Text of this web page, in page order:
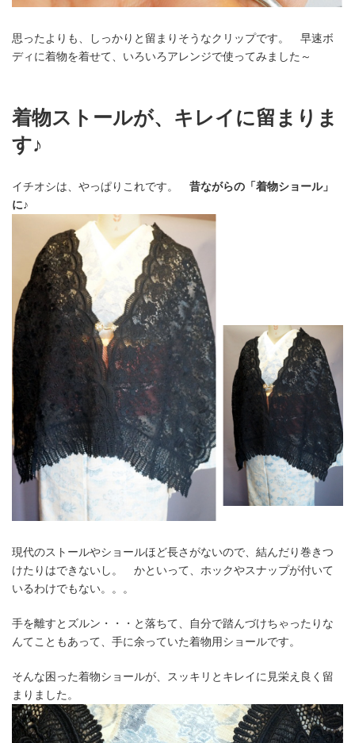
思ったよりも、しっかりと留まりそうなクリップです。 早速ボ
ディに着物を着せて、いろいろアレンジで使ってみました～
着物ストールが、キレイに留まりま
す♪
イチオシは、やっぱりこれです。 昔ながらの「着物ショール」
に♪
現代のストールやショールほど長さがないので、結んだり巻きつ
けたりはできないし。 かといって、ホックやスナップが付いて
いるわけでもない。。。
手を離すとズルン・・・と落ちて、自分で踏んづけちゃったりな
んてこともあって、手に余っていた着物用ショールです。
そんな困った着物ショールが、スッキリとキレイに見栄え良く留
まりました。